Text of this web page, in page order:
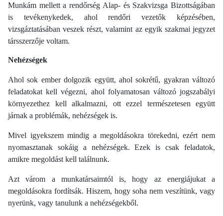
Munkám mellett a rendőrség Alap- és Szakvizsga Bizottságában
is tevékenykedek, ahol rendőri vezetők képzésében,
vizsgáztatásában veszek részt, valamint az egyik szakmai jegyzet
társszerzője voltam.
Nehézségek
Ahol sok ember dolgozik együtt, ahol sokrétű, gyakran változó
feladatokat kell végezni, ahol folyamatosan változó jogszabályi
környezethez kell alkalmazni, ott ezzel természetesen együtt
járnak a problémák, nehézségek is.
Mivel igyekszem mindig a megoldásokra törekedni, ezért nem
nyomasztanak sokáig a nehézségek. Ezek is csak feladatok,
amikre megoldást kell találnunk.
Azt várom a munkatársaimtól is, hogy az energiájukat a
megoldásokra fordítsák. Hiszem, hogy soha nem veszítünk, vagy
nyerünk, vagy tanulunk a nehézségekből.